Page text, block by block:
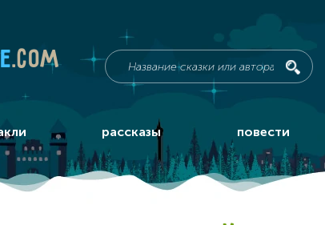
.com
рассказы повести